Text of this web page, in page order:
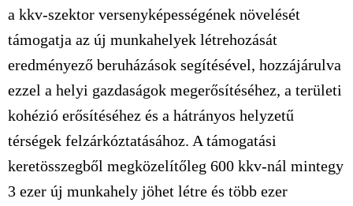
a kkv-szektor versenyképességének növelését
támogatja az új munkahelyek létrehozását
eredményező beruházások segítésével, hozzájárulva
ezzel a helyi gazdaságok megerősítéséhez, a területi
kohézió erősítéséhez és a hátrányos helyzetű
térségek felzárkóztatásához. A támogatási
keretösszegből megközelítőleg 600 kkv-nál mintegy
3 ezer új munkahely jöhet létre és több ezer